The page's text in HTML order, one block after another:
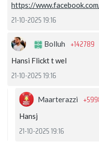
https://
21-10-2025 19:16
Bolluh +142789
Hansi Flickt t wel
21-10-2025 19:16
Maarterazzi
Hansj
21-10-2025 19:16